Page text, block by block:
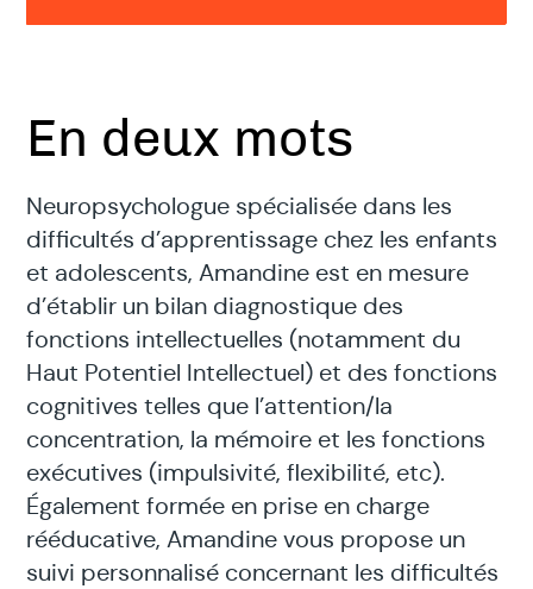
En deux mots
Neuropsychologue spécialisée dans les
difficultés d’apprentissage chez les enfants
et adolescents, Amandine est en mesure
d’établir un bilan diagnostique des
fonctions intellectuelles (notamment du
Haut Potentiel Intellectuel) et des fonctions
cognitives telles que l’attention/la
concentration, la mémoire et les fonctions
exécutives (impulsivité, flexibilité, etc).
Également formée en prise en charge
rééducative, Amandine vous propose un
suivi personnalisé concernant les difficultés